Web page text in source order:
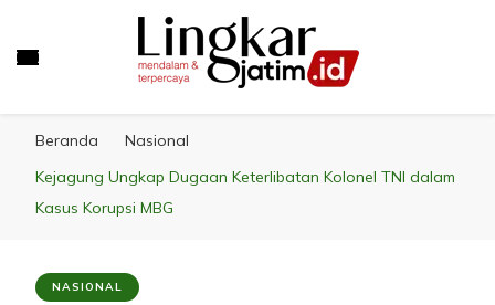
Beranda
Nasional
Kejagung Ungkap Dugaan Keterlibatan Kolonel TNI dalam
Kasus Korupsi MBG
NASIONAL